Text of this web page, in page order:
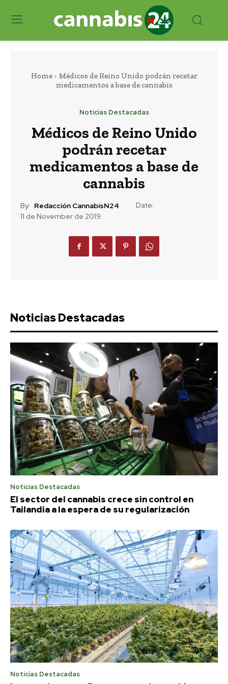
Home
Médicos de Reino Unido podrán recetar
medicamentos a base de cannabis
Noticias Destacadas
Médicos de Reino Unido
podrán recetar
medicamentos a base de
cannabis
By: Redacción CannabisN24
Date:
11 de November de 2019
Noticias Destacadas
Noticias Destacadas
El sector del cannabis crece sin control en
Tailandia a la espera de su regularización
Noticias Destacadas